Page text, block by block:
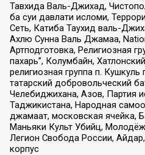
Тавхида Валь-Джихад,
ба суи давлати исломи,
Сеть, Катиба Таухид валь-
Ахлю Сунна Валь Джамаа,
Артподготовка, Религиозная
пахарь”, Колумбайн,
религиозная группа п.
татарский добровольческий
Челебиджихана, Азов, Партия
Таджикистана, Народная
джамаат, московская ячейка,
Маньяки Культ Убийц,
Легион Свобода России,
корпус